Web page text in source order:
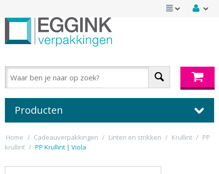
Producten
Home / Cadeauverpakkingen / Linten en strikken / Krullint / PP
krullint / PP Krullint | Viola